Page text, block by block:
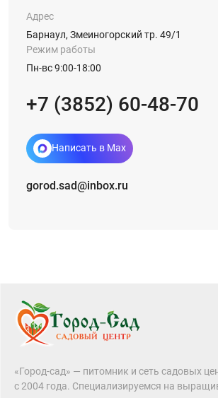
Адрес
Барнаул, Змеиногорский тр. 49/1
Режим работы
Пн-вс 9:00-18:00
+7 (3852) 60-48-70
Написать в Max
gorod.sad@inbox.ru
«Город-сад» — питомник и сеть садовых
с 2004 года. Специализируемся на